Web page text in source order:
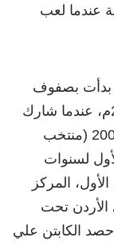
عندما لعب
بدأت بصفوف
المنتخب الوطني للناشئين في العام 2003م، عندما شارك
مع منتخب الناشئين بكأس العالم فنلندا 2003 (منتخب
لسنوات
المركز
الأردن تحت
حصد الكابتن علي